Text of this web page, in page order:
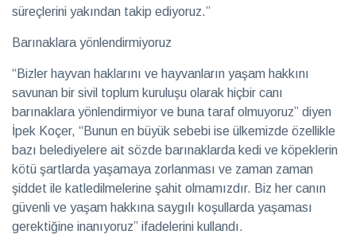
süreçlerini yakından takip ediyoruz.”
Barınaklara yönlendirmiyoruz
“Bizler hayvan haklarını ve hayvanların yaşam hakkını
savunan bir sivil toplum kuruluşu olarak hiçbir canı
barınaklara yönlendirmiyor ve buna taraf olmuyoruz” diyen
İpek Koçer, “Bunun en büyük sebebi ise ülkemizde özellikle
bazı belediyelere ait sözde barınaklarda kedi ve köpeklerin
kötü şartlarda yaşamaya zorlanması ve zaman zaman
şiddet ile katledilmelerine şahit olmamızdır. Biz her canın
güvenli ve yaşam hakkına saygılı koşullarda yaşaması
gerektiğine inanıyoruz” ifadelerini kullandı.